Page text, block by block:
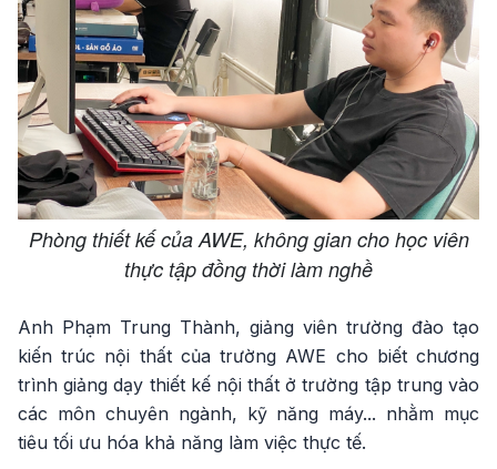
Phòng thiết kế của AWE, không gian cho học viên
thực tập đồng thời làm nghề
Anh Phạm Trung Thành, giảng viên trường đào tạo
kiến trúc nội thất của trường AWE cho biết chương
trình giảng dạy thiết kế nội thất ở trường tập trung vào
các môn chuyên ngành, kỹ năng máy... nhằm mục
tiêu tối ưu hóa khả năng làm việc thực tế.